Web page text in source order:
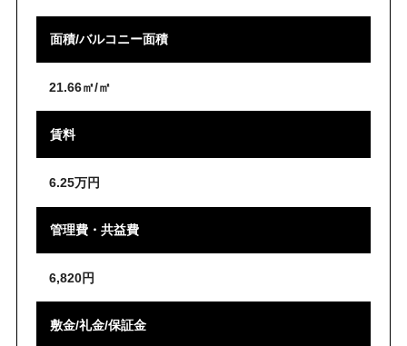
面積/バルコニー面積
21.66㎡/㎡
賃料
6.25万円
管理費・共益費
6,820円
敷金/礼金/保証金